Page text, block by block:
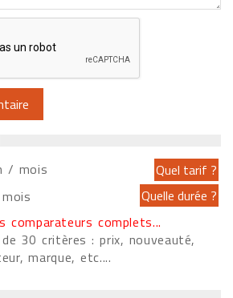
/ mois
comparateurs complets...
30 critères : prix, nouveauté,
marque, etc....